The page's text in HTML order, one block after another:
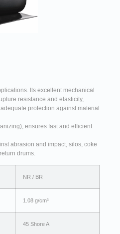
Its excellent mechanical
resistance and elasticity,
protection against material
ensures fast and efficient
abrasion and impact, silos, coke
drums.
NR / BR
1.08 g/cm³
45 Shore A